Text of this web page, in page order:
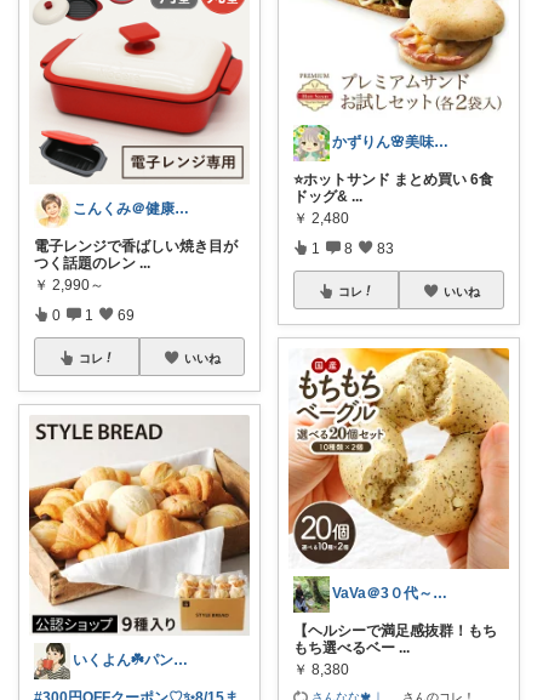
こんくみ＠健康と美/もう一度恋しよう
電子レンジで香ばしい焼き目が
つく話題のレン ...
￥ 2,990～
0 1 69
コレ いいね
いくよん☘️パンのある暮らし✨
かずりん🌸美味しいとお洒落と可愛い
⭐ホットサンド まとめ買い 6食
ドッグ& ...
￥ 2,480
1 8 83
コレ いいね
VaVa＠3０代～初めての都内暮らし
【ヘルシーで満足感抜群！もち
もち選べるベー ...
￥ 8,380
さんなな🍁｜ さんのコレ！